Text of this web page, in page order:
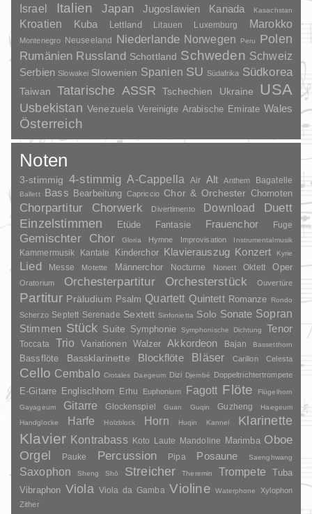
Israel
Italien Japan Jugoslawien Kanada Kasachstan
Kroatien Kuba Lettland Litauen Luxemburg Marokko
Montenegro Neuseeland Niederlande Norwegen Peru
Polen
Rumänien Russland Schottland Schweden Schweiz
Serbien Slowakei Slowenien Spanien SU Südafrika Südkorea
Taiwan Tatarische ASSR Tschechien Ukraine USA
Usbekistan Venezuela Vereinigte Arabische Emirate Wales
Österreich
Noten
3-stimmig 4-stimmig A-Cappella Air Alt Anthem Bagatelle
Ballett Bass Bearbeitung Capriccio Chor & Orchester Chornoten
Chorpartitur Chorwerk Divertimento Download
Duett
Einzelstimmen
Etüde Fantasie Frauenchor Fuge
Gemischter Chor Gloria Hymne Improvisation Instrumentalmusik
Kammermusik Kantate Kinderchor Klavierauszug Konzert Kyrie
Lied Messe Motette Männerchor Nocturne Nonett Oktett Oper
Oratorium Orchesterpartitur Orchesterstück Ouvertüre
Partitur Präludium Psalm Quartett Quintett Romanze Rondo
Scherzo Septett Serenade Sextett Sinfonietta Solo Sonate Sopran
Stimmen Stück Suite Symphonie Symphonische Dichtung Tenor
Toccata Trio Variationen Walzer Akkordeon Bajan Bassetthorn
Bassflöte Bassklarinette Blockflöte Bläser Carillon Celesta
Cello Cembalo Crotales Daegeum Dizi Djembé Doppeltrichtertrompete
E-Gitarre Englischhorn Erhu Euphonium Fagott Flöte
Flügelhorn
Gayageum
Gitarre Glockenspiel Guan Guqin Guzheng
Haegeum
Handglocke
Harfe Holzblock Horn Huqin Kannel Klarinette
Klavier Kontrabass Koto Laute Mandoline Marimba Oboe
Orgel Pauke Percussion Pipa Posaune Saenghwang
Saxophon Sheng Shō Streicher Theremin Trompete
Tuba
Vibraphon Viola Viola da Gamba Violine Waterphone
Xylophon
Zither